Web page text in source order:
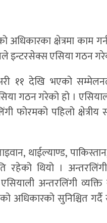
क्षेत्रमा काम
इन्टरसेक्स एसिया गठन
११ देखि भएको
गठन गरेको हो ।
फोरमको पहिलो
थाईल्याण्ड,
थियो ।
अन्तरलिंगी
अधिकारको सुनिश्चित